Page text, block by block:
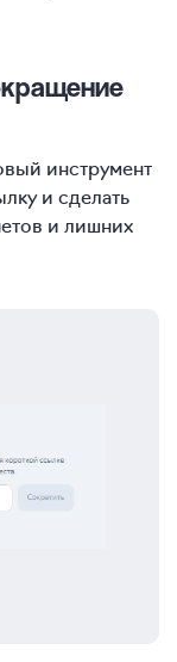
инструмент
и сделать
и лишних